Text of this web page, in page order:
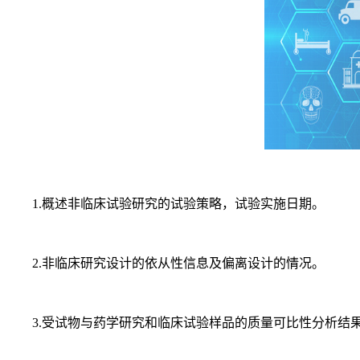
1.概述非临床试验研究的试验策略，试验实施日期。
2.非临床研究设计的依从性信息及偏离设计的情况。
3.受试物与药学研究和临床试验样品的质量可比性分析结